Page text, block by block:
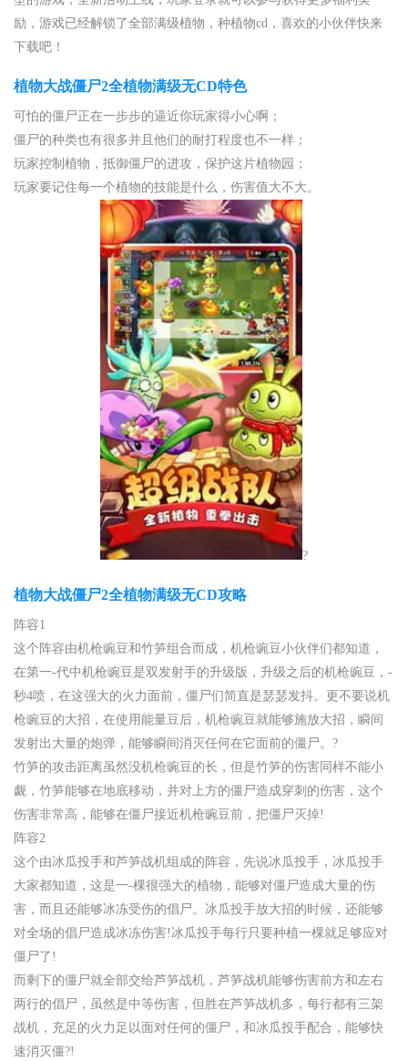
励，游戏已经解锁了全部满级植物，种植物cd，喜欢的小伙伴快来
下载吧！
植物大战僵尸2全植物满级无CD特色
可怕的僵尸正在一步步的逼近你玩家得小心啊；
僵尸的种类也有很多并且他们的耐打程度也不一样；
玩家控制植物，抵御僵尸的进攻，保护这片植物园；
玩家要记住每一个植物的技能是什么，伤害值大不大。
?
植物大战僵尸2全植物满级无CD攻略
阵容1
这个阵容由机枪豌豆和竹笋组合而成，机枪豌豆小伙伴们都知道，
在第一-代中机枪豌豆是双发射手的升级版，升级之后的机枪豌豆，-
秒4喷，在这强大的火力面前，僵尸们简直是瑟瑟发抖。更不要说机
枪豌豆的大招，在使用能量豆后，机枪豌豆就能够施放大招，瞬间
发射出大量的炮弹，能够瞬间消灭任何在它面前的僵尸。?
竹笋的攻击距离虽然没机枪豌豆的长，但是竹笋的伤害同样不能小
觑，竹笋能够在地底移动，并对上方的僵尸造成穿刺的伤害，这个
伤害非常高，能够在僵尸接近机枪豌豆前，把僵尸灭掉!
阵容2
这个由冰瓜投手和芦笋战机组成的阵容，先说冰瓜投手，冰瓜投手
大家都知道，这是一-棵很强大的植物，能够对僵尸造成大量的伤
害，而且还能够冰冻受伤的倡尸。冰瓜投手放大招的时候，还能够
对全场的倡尸造成冰冻伤害!冰瓜投手每行只要种植一棵就足够应对
僵尸了!
而剩下的僵尸就全部交给芦笋战机，芦笋战机能够伤害前方和左右
两行的倡尸，虽然是中等伤害，但胜在芦笋战机多，每行都有三架
战机，充足的火力足以面对任何的僵尸，和冰瓜投手配合，能够快
速消灭僵?!